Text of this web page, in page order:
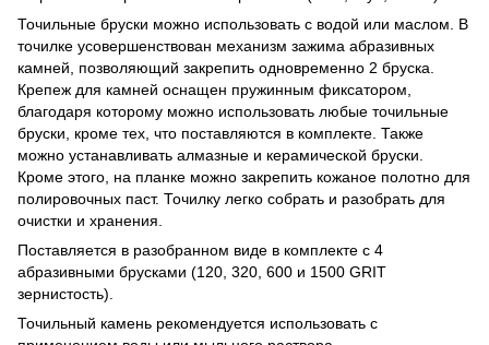
Точильные бруски можно использовать с водой или маслом. В
точилке усовершенствован механизм зажима абразивных
камней, позволяющий закрепить одновременно 2 бруска.
Крепеж для камней оснащен пружинным фиксатором,
благодаря которому можно использовать любые точильные
бруски, кроме тех, что поставляются в комплекте. Также
можно устанавливать алмазные и керамической бруски.
Кроме этого, на планке можно закрепить кожаное полотно для
полировочных паст. Точилку легко собрать и разобрать для
очистки и хранения.
Поставляется в разобранном виде в комплекте с 4
абразивными брусками (120, 320, 600 и 1500 GRIT
зернистость).
Точильный камень рекомендуется использовать с